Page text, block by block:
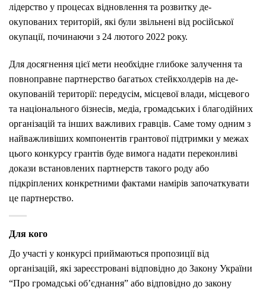
лідерство у процесах відновлення та розвитку де-
окупованих територій, які були звільнені від російської
окупації, починаючи з 24 лютого 2022 року.
Для досягнення цієї мети необхідне глибоке залучення та
повноправне партнерство багатьох стейкхолдерів на де-
окупованій території: передусім, місцевої влади, місцевого
та національного бізнесів, медіа, громадських і благодійних
організацій та інших важливих гравців. Саме тому одним з
найважливіших компонентів грантової підтримки у межах
цього конкурсу грантів буде вимога надати переконливі
докази встановлених партнерств такого роду або
підкріплених конкретними фактами намірів започаткувати
це партнерство.
Для кого
До участі у конкурсі приймаються пропозиції від
організацій, які зареєстровані відповідно до Закону України
“Про громадські об’єднання” або відповідно до закону